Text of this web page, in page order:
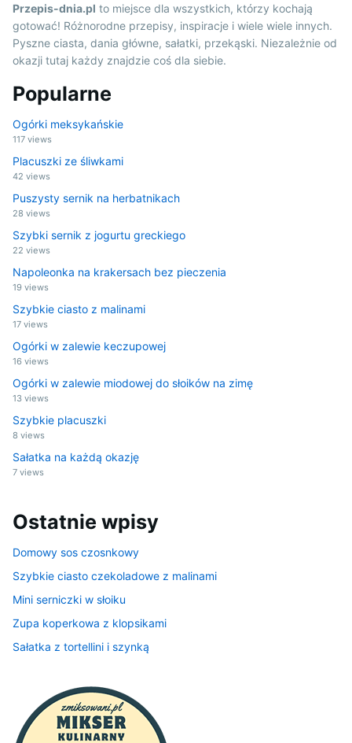
Przepis-dnia.pl to miejsce dla wszystkich, którzy kochają
gotować! Różnorodne przepisy, inspiracje i wiele wiele innych.
Pyszne ciasta, dania główne, sałatki, przekąski. Niezależnie od
okazji tutaj każdy znajdzie coś dla siebie.
Popularne
Ogórki meksykańskie
117 views
Placuszki ze śliwkami
42 views
Puszysty sernik na herbatnikach
28 views
Szybki sernik z jogurtu greckiego
22 views
Napoleonka na krakersach bez pieczenia
19 views
Szybkie ciasto z malinami
17 views
Ogórki w zalewie keczupowej
16 views
Ogórki w zalewie miodowej do słoików na zimę
13 views
Szybkie placuszki
8 views
Sałatka na każdą okazję
7 views
Ostatnie wpisy
Domowy sos czosnkowy
Szybkie ciasto czekoladowe z malinami
Mini serniczki w słoiku
Zupa koperkowa z klopsikami
Sałatka z tortellini i szynką